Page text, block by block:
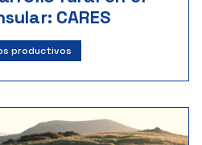
CARES
productivos